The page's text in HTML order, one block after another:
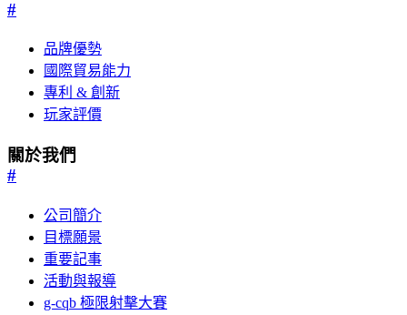
#
品牌優勢
國際貿易能力
專利 & 創新
玩家評價
關於我們
#
公司簡介
目標願景
重要記事
活動與報導
g-cqb 極限射擊大賽